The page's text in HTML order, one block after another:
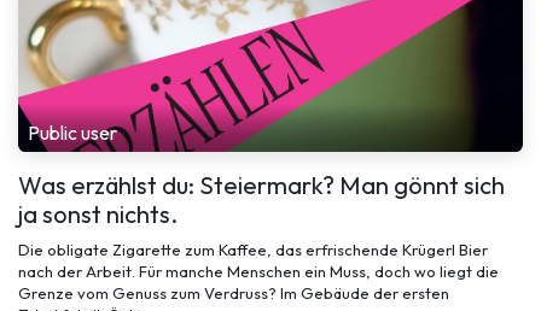
Public user
Was erzählst du: Steiermark? Man gönnt sich
ja sonst nichts.
Die obligate Zigarette zum Kaffee, das erfrischende Krügerl Bier
nach der Arbeit. Für manche Menschen ein Muss, doch wo liegt die
Grenze vom Genuss zum Verdruss? Im Gebäude der ersten